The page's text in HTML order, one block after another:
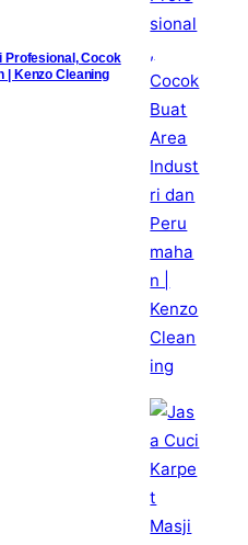
Profesional, Cocok
| Kenzo Cleaning